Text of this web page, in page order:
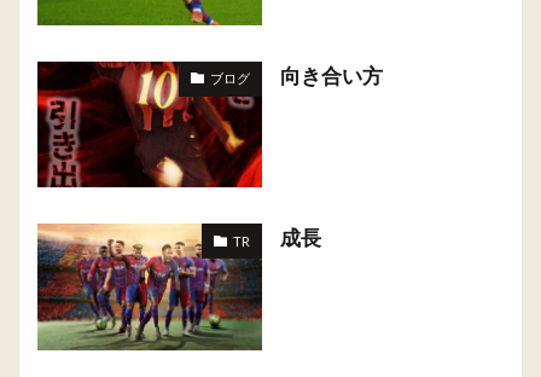
ブログ 向き合い方
TR 成長